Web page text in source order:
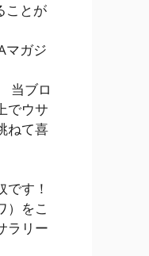
ことが
マガジ
当ブロ
でウサ
ねて喜
す！
）をこ
ラリー